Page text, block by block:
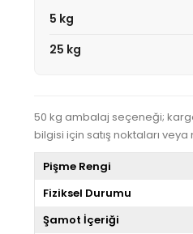
5 kg
25 kg
50 kg ambalaj seçeneği;
bilgisi için satış noktaları
Pişme Rengi
Fiziksel Durumu
Şamot İçeriği